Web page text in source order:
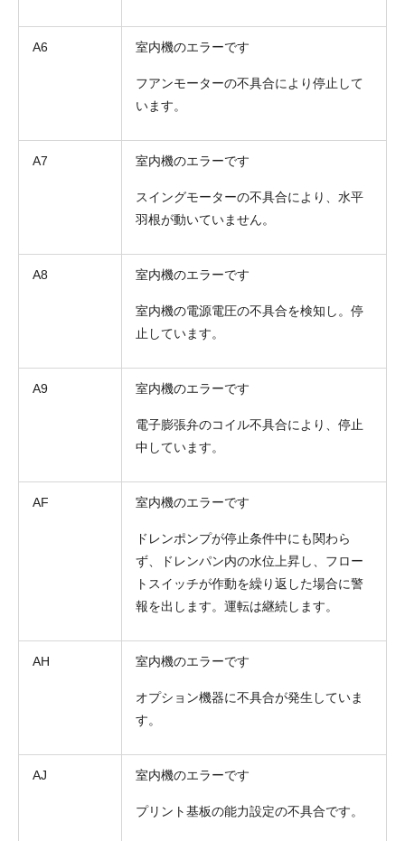
A6 室内機のエラーです
フアンモーターの不具合により停止して
います。
A7 室内機のエラーです
スイングモーターの不具合により、水平
羽根が動いていません。
A8 室内機のエラーです
室内機の電源電圧の不具合を検知し。停
止しています。
A9 室内機のエラーです
電子膨張弁のコイル不具合により、停止
中しています。
AF 室内機のエラーです
ドレンポンプが停止条件中にも関わら
ず、ドレンパン内の水位上昇し、フロー
トスイッチが作動を繰り返した場合に警
報を出します。運転は継続します。
AH 室内機のエラーです
オプション機器に不具合が発生していま
す。
AJ 室内機のエラーです
プリント基板の能力設定の不具合です。